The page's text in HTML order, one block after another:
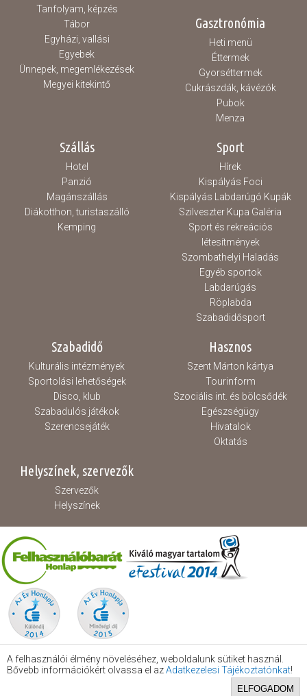
Tanfolyam, képzés
Tábor
Egyházi, vallási
Egyebek
Ünnepek, megemlékezések
Megyei kitekintő
Gasztronómia
Heti menü
Éttermek
Gyorséttermek
Cukrászdák, kávézók
Pubok
Menza
Szállás
Hotel
Panzió
Magánszállás
Diákotthon, turistaszálló
Kemping
Sport
Hírek
Kispályás Foci
Kispályás Labdarúgó Kupák
Szilveszter Kupa Galéria
Sport és rekreációs
létesítmények
Szombathelyi Haladás
Egyéb sportok
Labdarúgás
Röplabda
Szabadidősport
Szabadidő
Kulturális intézmények
Sportolási lehetőségek
Disco, klub
Szabadulós játékok
Szerencsejáték
Hasznos
Szent Márton kártya
Tourinform
Szociális int. és bölcsődék
Egészségügy
Hivatalok
Oktatás
Helyszínek, szervezők
Szervezők
Helyszínek
A felhasználói élmény növeléséhez, weboldalunk sütiket használ.
Bővebb információkért olvassa el azAdatkezelesi Tájékoztatónkat!
ELFOGADOM